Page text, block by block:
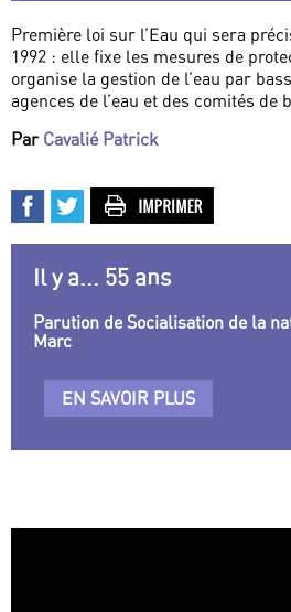
Première loi sur l’Eau qui sera
1992 : elle fixe les mesures de
organise la gestion de l’eau par
agences de l’eau et des comités de
Par Cavalié Patrick
Il y a... 55 ans
Parution de Socialisation de la
Marc
EN SAVOIR PLUS